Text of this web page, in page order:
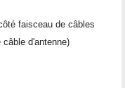
faisceau de câbles
d'antenne)